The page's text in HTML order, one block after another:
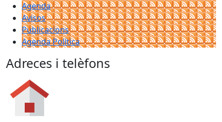
Agenda
Avisos
Publicacions
Agenda Política
Adreces i telèfons